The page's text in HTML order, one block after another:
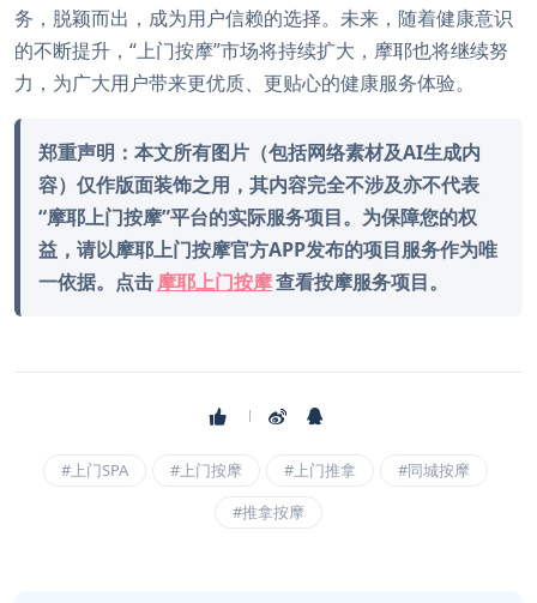
务，脱颖而出，成为用户信赖的选择。未来，随着健康意识
的不断提升，“上门按摩”市场将持续扩大，摩耶也将继续努
力，为广大用户带来更优质、更贴心的健康服务体验。
郑重声明：本文所有图片（包括网络素材及AI生成内
容）仅作版面装饰之用，其内容完全不涉及亦不代表
“摩耶上门按摩”平台的实际服务项目。为保障您的权
益，请以摩耶上门按摩官方APP发布的项目服务作为唯
一依据。点击摩耶上门按摩查看按摩服务项目。
#上门SPA #上门按摩 #上门推拿
#同城按摩
#推拿按摩